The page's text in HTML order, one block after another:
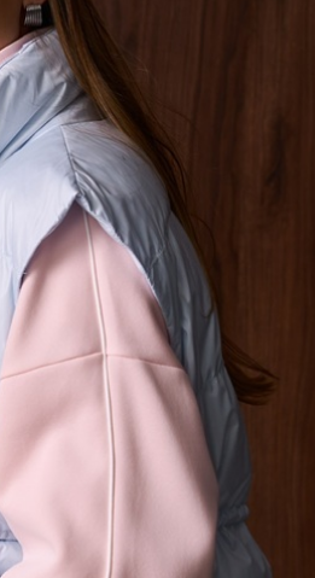
макси в горошек «05958»
₽
74; длина по спине-133)
длина по спине-133)
длина по спине-133)